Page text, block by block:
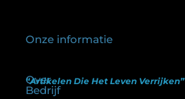
Over
Bedrijf
“Artikelen Die Het Leven Verrijken”
Onze informatie